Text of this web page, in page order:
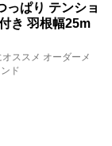
っぱり テンショ
き 羽根幅25m
ススメ オーダーメ
ド